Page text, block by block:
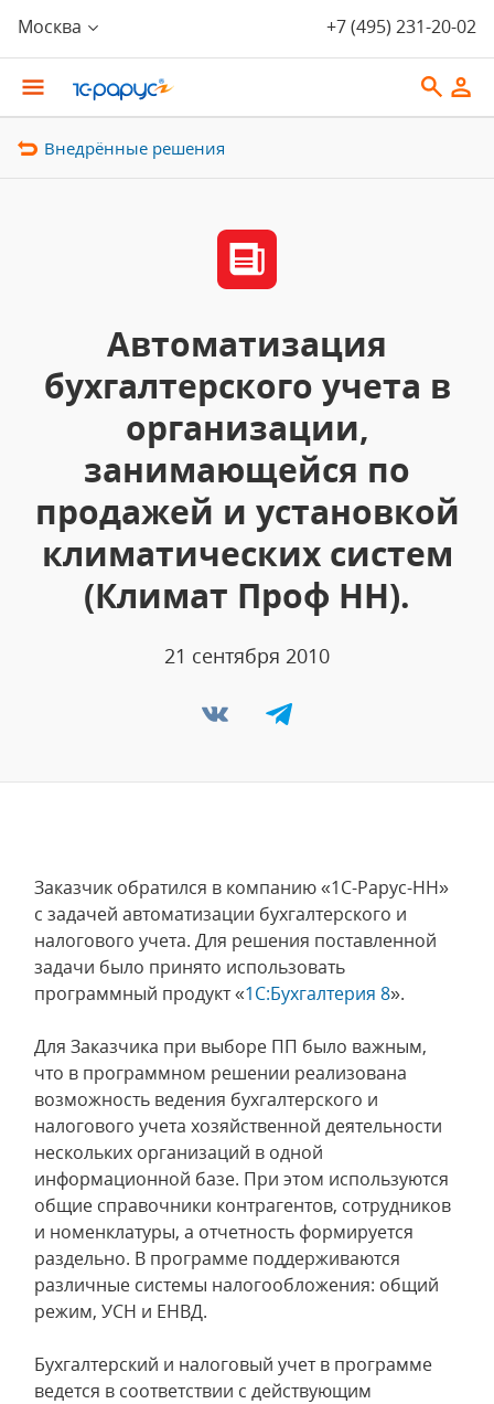
Москва +7 (495) 231-20-02
Внедрённые решения
Автоматизация
бухгалтерского учета в
организации,
занимающейся по
продажей и установкой
климатических систем
(Климат Проф НН).
21 сентября 2010
Заказчик обратился в компанию «1С-Рарус-НН»
с задачей автоматизации бухгалтерского и
налогового учета. Для решения поставленной
задачи было принято использовать
программный продукт «1С:Бухгалтерия 8».
Для Заказчика при выборе ПП было важным,
что в программном решении реализована
возможность ведения бухгалтерского и
налогового учета хозяйственной деятельности
нескольких организаций в одной
информационной базе. При этом используются
общие справочники контрагентов, сотрудников
и номенклатуры, а отчетность формируется
раздельно. В программе поддерживаются
различные системы налогообложения: общий
режим, УСН и ЕНВД.
Бухгалтерский и налоговый учет в программе
ведется в соответствии с действующим